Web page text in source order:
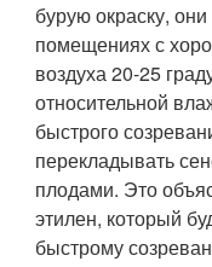
бурую окраску, они
помещениях с
воздуха 20-25
относительной
быстрого
перекладывать
плодами. Это
этилен, который
быстрому